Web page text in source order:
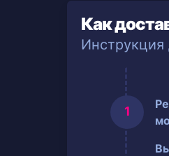
Как
Инструкция